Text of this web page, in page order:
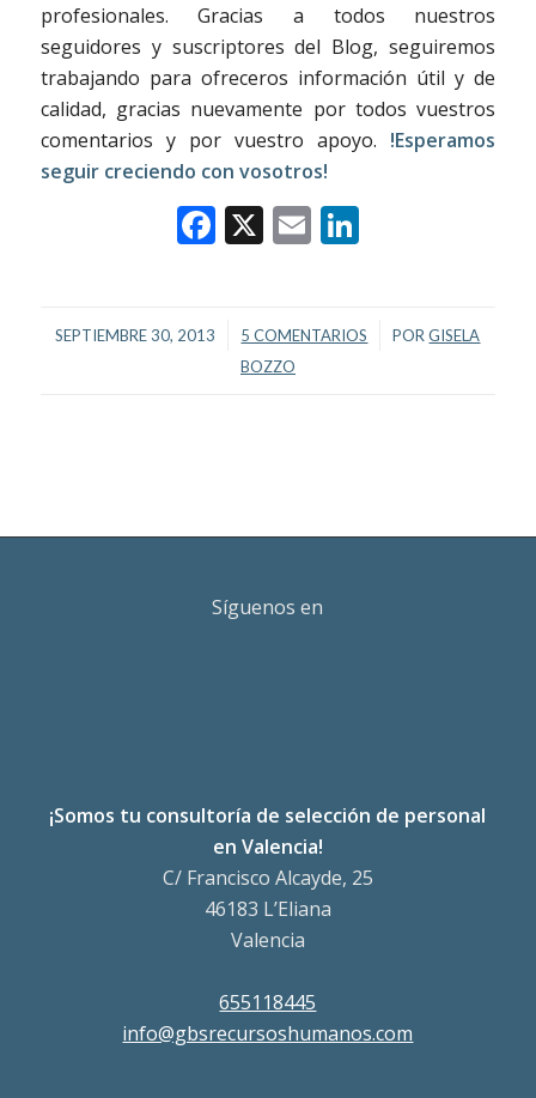
profesionales. Gracias a todos nuestros
seguidores y suscriptores del Blog, seguiremos
trabajando para ofreceros información útil y de
calidad, gracias nuevamente por todos vuestros
comentarios y por vuestro apoyo. !Esperamos
seguir creciendo con vosotros!
Facebook
X EmailLinkedIn
SEPTIEMBRE 30, 2013
/ 5 COMENTARIOS
/ PORGISELA
BOZZO
Síguenos en
¡Somos tu consultoría de selección de personal
en Valencia!
C/ Francisco Alcayde, 25
46183 L’Eliana
Valencia
655118445
info@gbsrecursoshumanos.com